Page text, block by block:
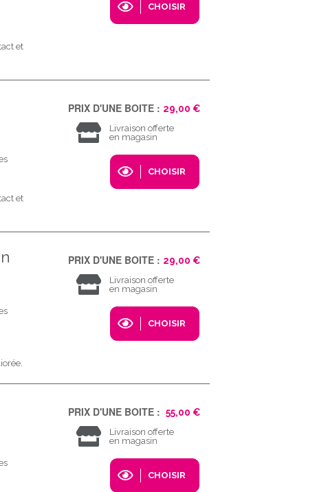
et
CHOISIR
et
PRIX D'UNE BOITE : 29,00 €
Livraison offerte
en magasin
CHOISIR
PRIX D'UNE BOITE : 29,00 €
Livraison offerte
en magasin
CHOISIR
PRIX D'UNE BOITE : 55,00 €
Livraison offerte
en magasin
CHOISIR